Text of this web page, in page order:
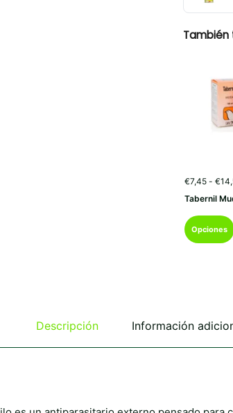
€7,45 - €
Tabernil
Opciones
Este
producto
se
pueden
elegir
Descripción Información